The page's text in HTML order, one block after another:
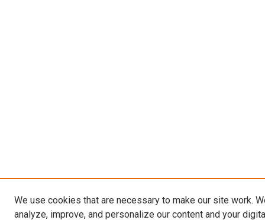
We use cookies that are necessary to make our site work.
analyze, improve, and personalize our content and your